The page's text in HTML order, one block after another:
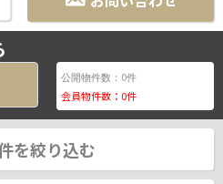
公開物件数： 0件
会員物件数： 0件
を絞り込む